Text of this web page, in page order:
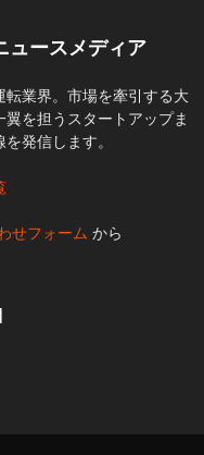
ュースメディア
業界。市場を牽引する大
を担うスタートアップま
発信します。
せフォーム から